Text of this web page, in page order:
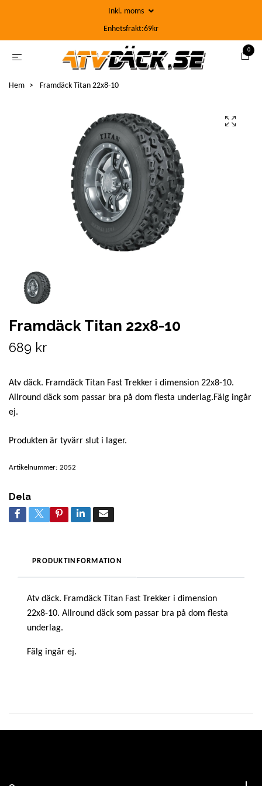
Inkl. moms
Enhetsfrakt:69kr
0
Hem Framdäck Titan 22x8-10
Framdäck Titan 22x8-10
689 kr
Atv däck. Framdäck Titan Fast Trekker i dimension 22x8-10.
Allround däck som passar bra på dom flesta underlag.Fälg ingår
ej.
Produkten är tyvärr slut i lager.
Artikelnummer: 2052
Dela
PRODUKTINFORMATION
Atv däck. Framdäck Titan Fast Trekker i dimension
22x8-10. Allround däck som passar bra på dom flesta
underlag.
Fälg ingår ej.